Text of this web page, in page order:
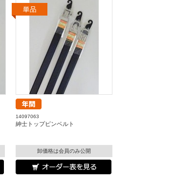
14097063
紳士トップピンベルト
卸価格は会員のみ公開